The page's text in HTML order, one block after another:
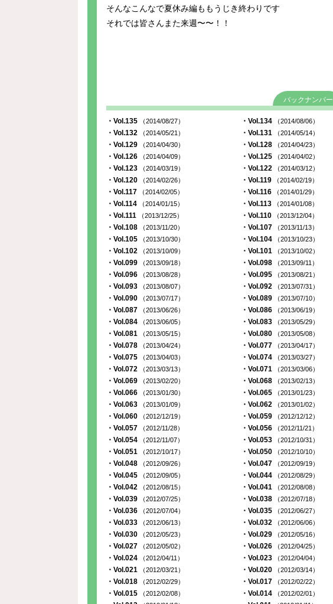
そんなこんなで夏休み編ももうじき終わりです
それでは皆さんまた来週〜〜！！
バックナンバー
・Vol.135 （2014/08/27） ・Vol.134 （2014/08/06）
・Vol.132 （2014/05/21） ・Vol.131 （2014/05/14）
・Vol.129 （2014/04/30） ・Vol.128 （2014/04/23）
・Vol.126 （2014/04/09） ・Vol.125 （2014/04/02）
・Vol.123 （2014/03/19） ・Vol.122 （2014/03/12）
・Vol.120 （2014/02/26） ・Vol.119 （2014/02/19）
・Vol.117 （2014/02/05） ・Vol.116 （2014/01/29）
・Vol.114 （2014/01/15） ・Vol.113 （2014/01/08）
・Vol.111 （2013/12/25） ・Vol.110 （2013/12/04）
・Vol.108 （2013/11/20） ・Vol.107 （2013/11/13）
・Vol.105 （2013/10/30） ・Vol.104 （2013/10/23）
・Vol.102 （2013/10/09） ・Vol.101 （2013/10/02）
・Vol.099 （2013/09/18） ・Vol.098 （2013/09/11）
・Vol.096 （2013/08/28） ・Vol.095 （2013/08/21）
・Vol.093 （2013/08/07） ・Vol.092 （2013/07/31）
・Vol.090 （2013/07/17） ・Vol.089 （2013/07/10）
・Vol.087 （2013/06/26） ・Vol.086 （2013/06/19）
・Vol.084 （2013/06/05） ・Vol.083 （2013/05/29）
・Vol.081 （2013/05/15） ・Vol.080 （2013/05/08）
・Vol.078 （2013/04/24） ・Vol.077 （2013/04/17）
・Vol.075 （2013/04/03） ・Vol.074 （2013/03/27）
・Vol.072 （2013/03/13） ・Vol.071 （2013/03/06）
・Vol.069 （2013/02/20） ・Vol.068 （2013/02/13）
・Vol.066 （2013/01/30） ・Vol.065 （2013/01/23）
・Vol.063 （2013/01/09） ・Vol.062 （2013/01/02）
・Vol.060 （2012/12/19） ・Vol.059 （2012/12/12）
・Vol.057 （2012/11/28） ・Vol.056 （2012/11/21）
・Vol.054 （2012/11/07） ・Vol.053 （2012/10/31）
・Vol.051 （2012/10/17） ・Vol.050 （2012/10/10）
・Vol.048 （2012/09/26） ・Vol.047 （2012/09/19）
・Vol.045 （2012/09/05） ・Vol.044 （2012/08/29）
・Vol.042 （2012/08/15） ・Vol.041 （2012/08/08）
・Vol.039 （2012/07/25） ・Vol.038 （2012/07/18）
・Vol.036 （2012/07/04） ・Vol.035 （2012/06/27）
・Vol.033 （2012/06/13） ・Vol.032 （2012/06/06）
・Vol.030 （2012/05/23） ・Vol.029 （2012/05/16）
・Vol.027 （2012/05/02） ・Vol.026 （2012/04/25）
・Vol.024 （2012/04/11） ・Vol.023 （2012/04/04）
・Vol.021 （2012/03/21） ・Vol.020 （2012/03/14）
・Vol.018 （2012/02/29） ・Vol.017 （2012/02/22）
・Vol.015 （2012/02/08） ・Vol.014 （2012/02/01）